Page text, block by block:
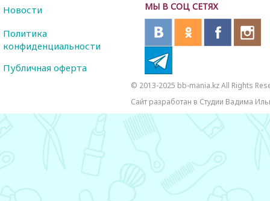
МЫ В СОЦ СЕТЯХ
Новости
Политика
конфиденциальности
Публичная оферта
© 2013-2025 bb-mania.kz All Rights
Сайт разработан в Студии Вадима